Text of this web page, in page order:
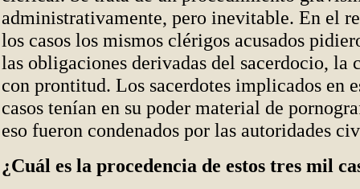
administrativamente, pero inevitable. En el
los casos los mismos clérigos acusados
las obligaciones derivadas del sacerdocio, la
con prontitud. Los sacerdotes implicados en
casos tenían en su poder material de
eso fueron condenados por las autoridades
¿Cuál es la procedencia de estos tres mil